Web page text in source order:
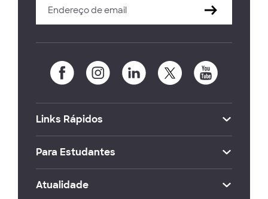
Links Rápidos
Para Estudantes
Atualidade